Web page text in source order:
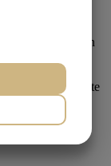
kr..
Den
kan